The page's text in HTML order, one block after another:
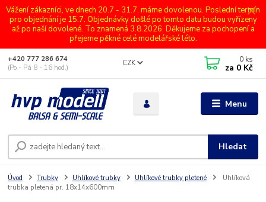
Vážení zákazníci, ve dnech 20.7 - 31.7. máme dovolenou. Poslední termín
pro objednání je 15.7. Objednávky došlé po tomto datu budou vyřízeny
až po naší dovolené. To znamená 3.8.2026. Děkujeme za pochopení a
přejeme pěkné celé modelářské léto.
Menu
CZK
Hledat
+420 777 286 674
(Po - Pá 8 - 16 hod.)
0 ks
za 0 Kč
Úvod Trubky Uhlíkové trubky Uhlíkové trubky pletené
Uhlíková
trubka pletená pr. 18x14x600mm